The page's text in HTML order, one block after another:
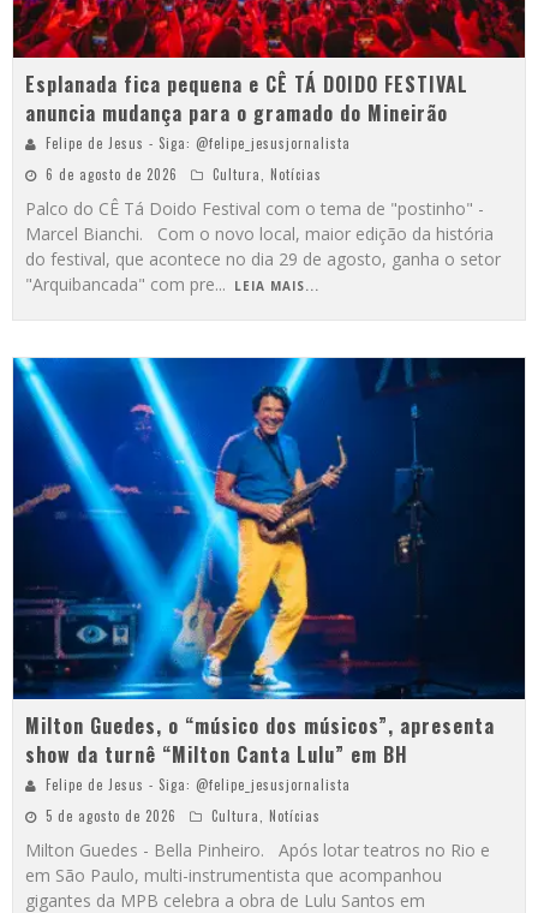
Esplanada fica pequena e CÊ TÁ DOIDO FESTIVAL
anuncia mudança para o gramado do Mineirão
Felipe de Jesus - Siga: @felipe_jesusjornalista
6 de agosto de 2026
Cultura Notícias
Palco do CÊ Tá Doido Festival com o tema de "postinho" -
Marcel Bianchi. Com o novo local, maior edição da história
do festival, que acontece no dia 29 de agosto, ganha o setor
"Arquibancada" com pre... LEIA MAIS...
Milton Guedes, o “músico dos músicos”, apresenta
show da turnê “Milton Canta Lulu” em BH
Felipe de Jesus - Siga: @felipe_jesusjornalista
5 de agosto de 2026
Cultura Notícias
Milton Guedes - Bella Pinheiro. Após lotar teatros no Rio e
em São Paulo, multi-instrumentista que acompanhou
gigantes da MPB celebra a obra de Lulu Santos em